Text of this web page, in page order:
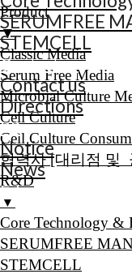
Product
▼
Classic Media
Serum Free Media
Microbial Culture
Cell Culture
Cell Culture
협력사 [대리점 및
R&D
▼
Core Technology &
SERUMFREE
STEMCELL
SERUMFREE
STEMCELL
Contact us
Contact us
Directions
PR
Notice
News
E-book